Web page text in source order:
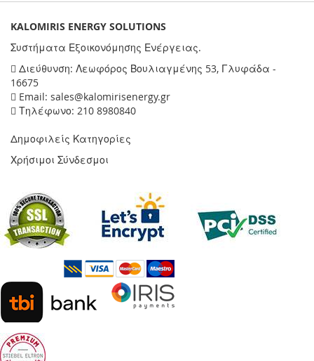
KALOMIRIS ENERGY SOLUTIONS
Συστήματα Εξοικονόμησης Ενέργειας.
Διεύθυνση: Λεωφόρος Βουλιαγμένης 53, Γλυφάδα -
16675
Email: sales@kalomirisenergy.gr
Τηλέφωνο: 210 8980840
Δημοφιλείς Κατηγορίες
Χρήσιμοι Σύνδεσμοι